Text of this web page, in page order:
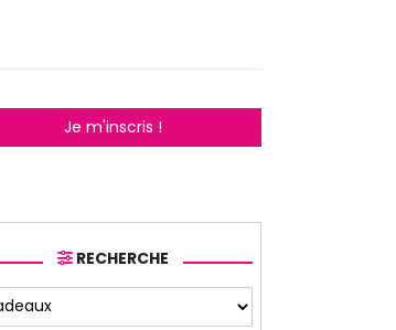
Je m'inscris !
RECHERCHE